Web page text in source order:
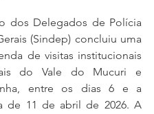
dos Delegados de Polícia
(Sindep) concluiu uma
de visitas institucionais
do Vale do Mucuri e
entre os dias 6 e a
de 11 de abril de 2026. A